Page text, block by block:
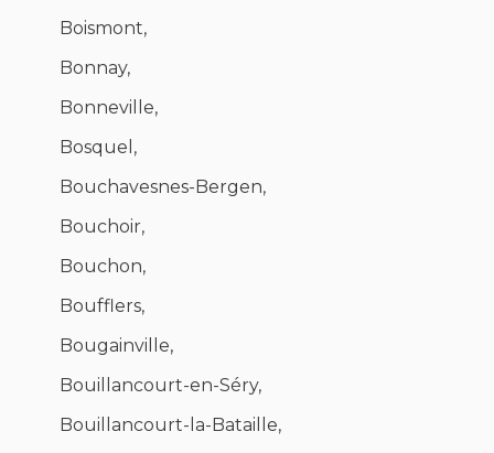
Boismont,
Bonnay,
Bonneville,
Bosquel,
Bouchavesnes-Bergen,
Bouchoir,
Bouchon,
Boufflers,
Bougainville,
Bouillancourt-en-Séry,
Bouillancourt-la-Bataille,